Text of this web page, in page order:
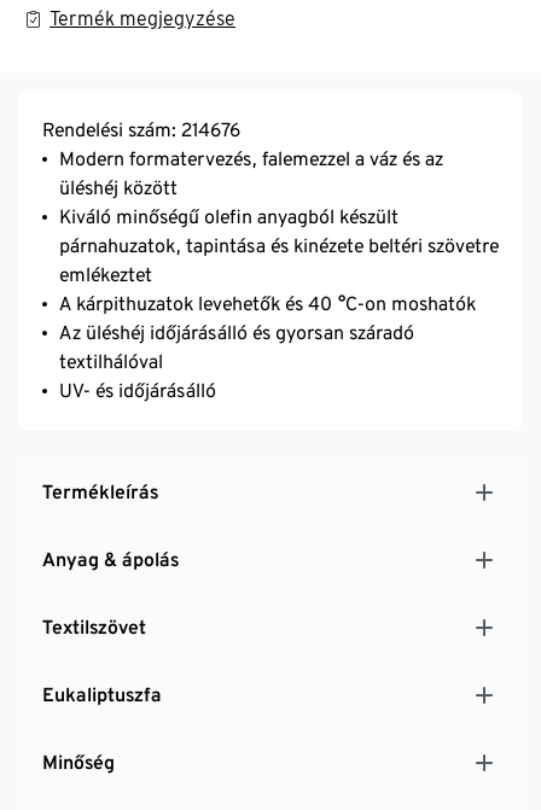
Termék megjegyzése
Rendelési szám: 214676
Modern formatervezés, falemezzel a váz és az
üléshéj között
Kiváló minőségű olefin anyagból készült
párnahuzatok, tapintása és kinézete beltéri szövetre
emlékeztet
A kárpithuzatok levehetők és 40 °C-on moshatók
Az üléshéj időjárásálló és gyorsan száradó
textilhálóval
UV- és időjárásálló
Termékleírás
Anyag & ápolás
Textilszövet
Eukaliptuszfa
Minőség